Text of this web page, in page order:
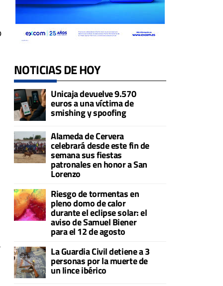
NOTICIAS DE HOY
Unicaja devuelve 9.570
euros a una víctima de
smishing y spoofing
Alameda de Cervera
celebrará desde este fin de
semana sus fiestas
patronales en honor a San
Lorenzo
Riesgo de tormentas en
pleno domo de calor
durante el eclipse solar: el
aviso de Samuel Biener
para el 12 de agosto
La Guardia Civil detiene a 3
personas por la muerte de
un lince ibérico